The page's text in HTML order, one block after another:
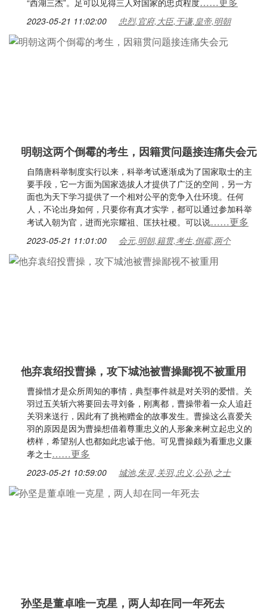
“西湖三杰”。足可以见得三人对国家的忠贞程度
2023-05-21 11:02:00 忠烈,官府,大臣,于谦,皇帝,明朝
明朝这两个倒霉的考生，因籍贯问题接连痛失会元
自隋唐科举制度实行以来，科举考试逐渐成为了国家取士的主
要手段，它一方面为国家选拔人才提供了广泛的空间，另一方
面也为天下学习提供了一个相对公平的竞争入仕环境。任何
人，不论出身如何，只要你有真才实学，都可以通过参加科举
考试入朝为官，进而光宗耀祖、匡扶社稷。可以说……更多
2023-05-21 11:01:00 会元,明朝,籍贯,考生,倒霉,两个
他弃袁绍投曹操，攻下城池被曹操鄙视不被重用
曹操惜才是众所周知的事情，典型事件就是对关羽的爱惜。关
羽过五关斩六将要回去寻刘备，刚离都，曹操带着一众人追赶
关羽来送行，因此有了挑袍赠金的故事发生。曹操这么喜爱关
羽的原因是因为曹操想借着尊重忠义的人形象来树立起忠义的
榜样，希望别人也都如此忠诚于他。可见曹操颇为看重忠义廉
孝之士……更多
2023-05-21 10:59:00 城池,朱灵,关羽,忠义,公孙,之士
孙坚是董卓唯一克星，两人却在同一年死去